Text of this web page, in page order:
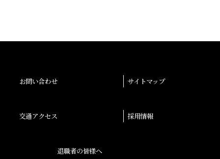
お問い合わせ サイトマップ
交通アクセス 採用情報
退職者の皆様へ